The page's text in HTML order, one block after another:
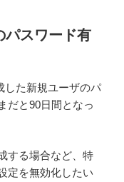
パスワード有
した新規ユーザのパ
だと90日間となっ
する場合など、特
定を無効化したい